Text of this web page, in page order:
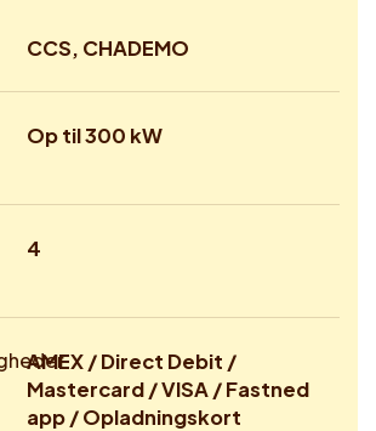
CCS, CHADEMO
Op til 300 kW
4
AMEX / Direct Debit /
Mastercard / VISA / Fastned
app / Opladningskort